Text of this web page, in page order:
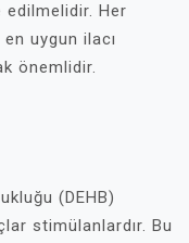
Her
uygun ilacı
önemlidir.
(DEHB)
stimülanlardır. Bu